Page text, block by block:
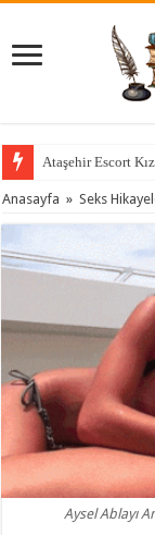
Ataşehir Escort
Anasayfa » Seks
Aysel Ablayı